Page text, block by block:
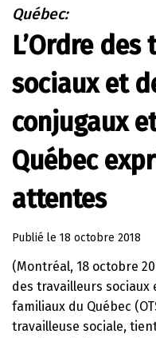
Québec:
L’Ordre
sociaux et
conjugaux
Québec
attentes
Publié le 18 octobre 2018
(Montréal, 18 octobre
des travailleurs
familiaux du Québec
travailleuse sociale,